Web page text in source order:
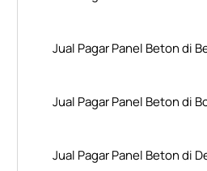
Jual Pagar Panel Beton di
Jual Pagar Panel Beton di
Jual Pagar Panel Beton di